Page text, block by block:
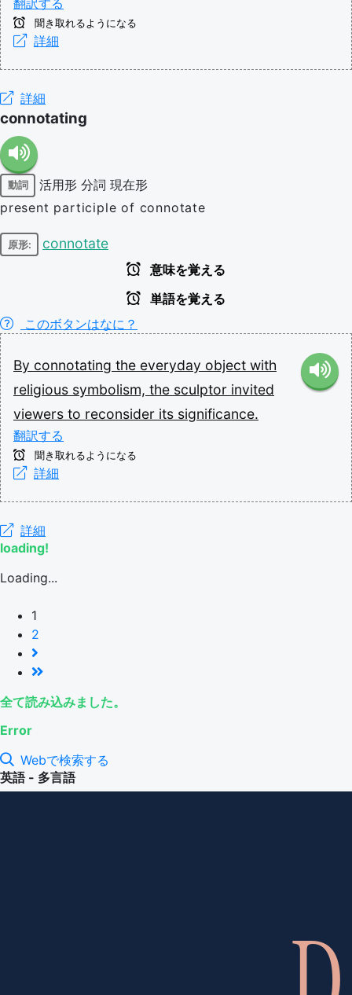
聞き取れるようになる
詳細
詳細
connotating
動詞 活用形 分詞 現在形
present participle of connotate
原形: connotate
意味を覚える
単語を覚える
このボタンはなに？
By connotating the everyday object with
religious symbolism, the sculptor invited
viewers to reconsider its significance.
翻訳する
聞き取れるようになる
詳細
詳細
loading!
Loading...
1
2
全て読み込みました。
Error
Webで検索する
英語 - 多言語